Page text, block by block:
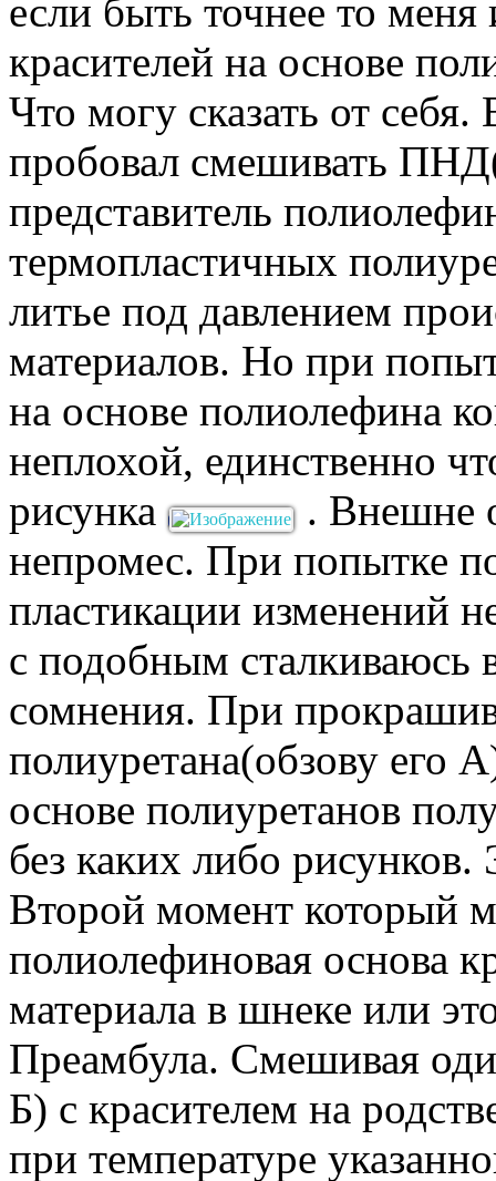
если быть точнее то меня
красителей на основе
Что могу сказать от
пробовал смешивать
представитель
термопластичных
литье под давлением
материалов. Но при
на основе полиолефина
неплохой, единственно
рисунка
. Внешне
непромес. При попытке
пластикации изменений
с подобным сталкиваюсь
сомнения. При
полиуретана(обзову его
основе полиуретанов
без каких либо
Второй момент который
полиолефиновая основа
материала в шнеке или
Преамбула. Смешивая
Б) с красителем на
при температуре